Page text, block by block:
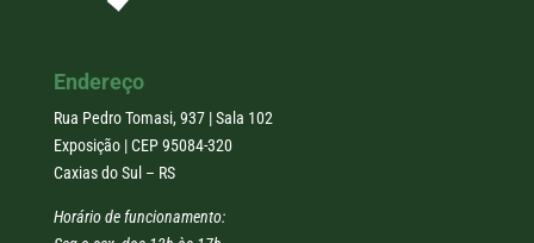
Endereço
Rua Pedro Tomasi, 937 | Sala 102
Exposição | CEP 95084-320
Caxias do Sul – RS
Horário de funcionamento: